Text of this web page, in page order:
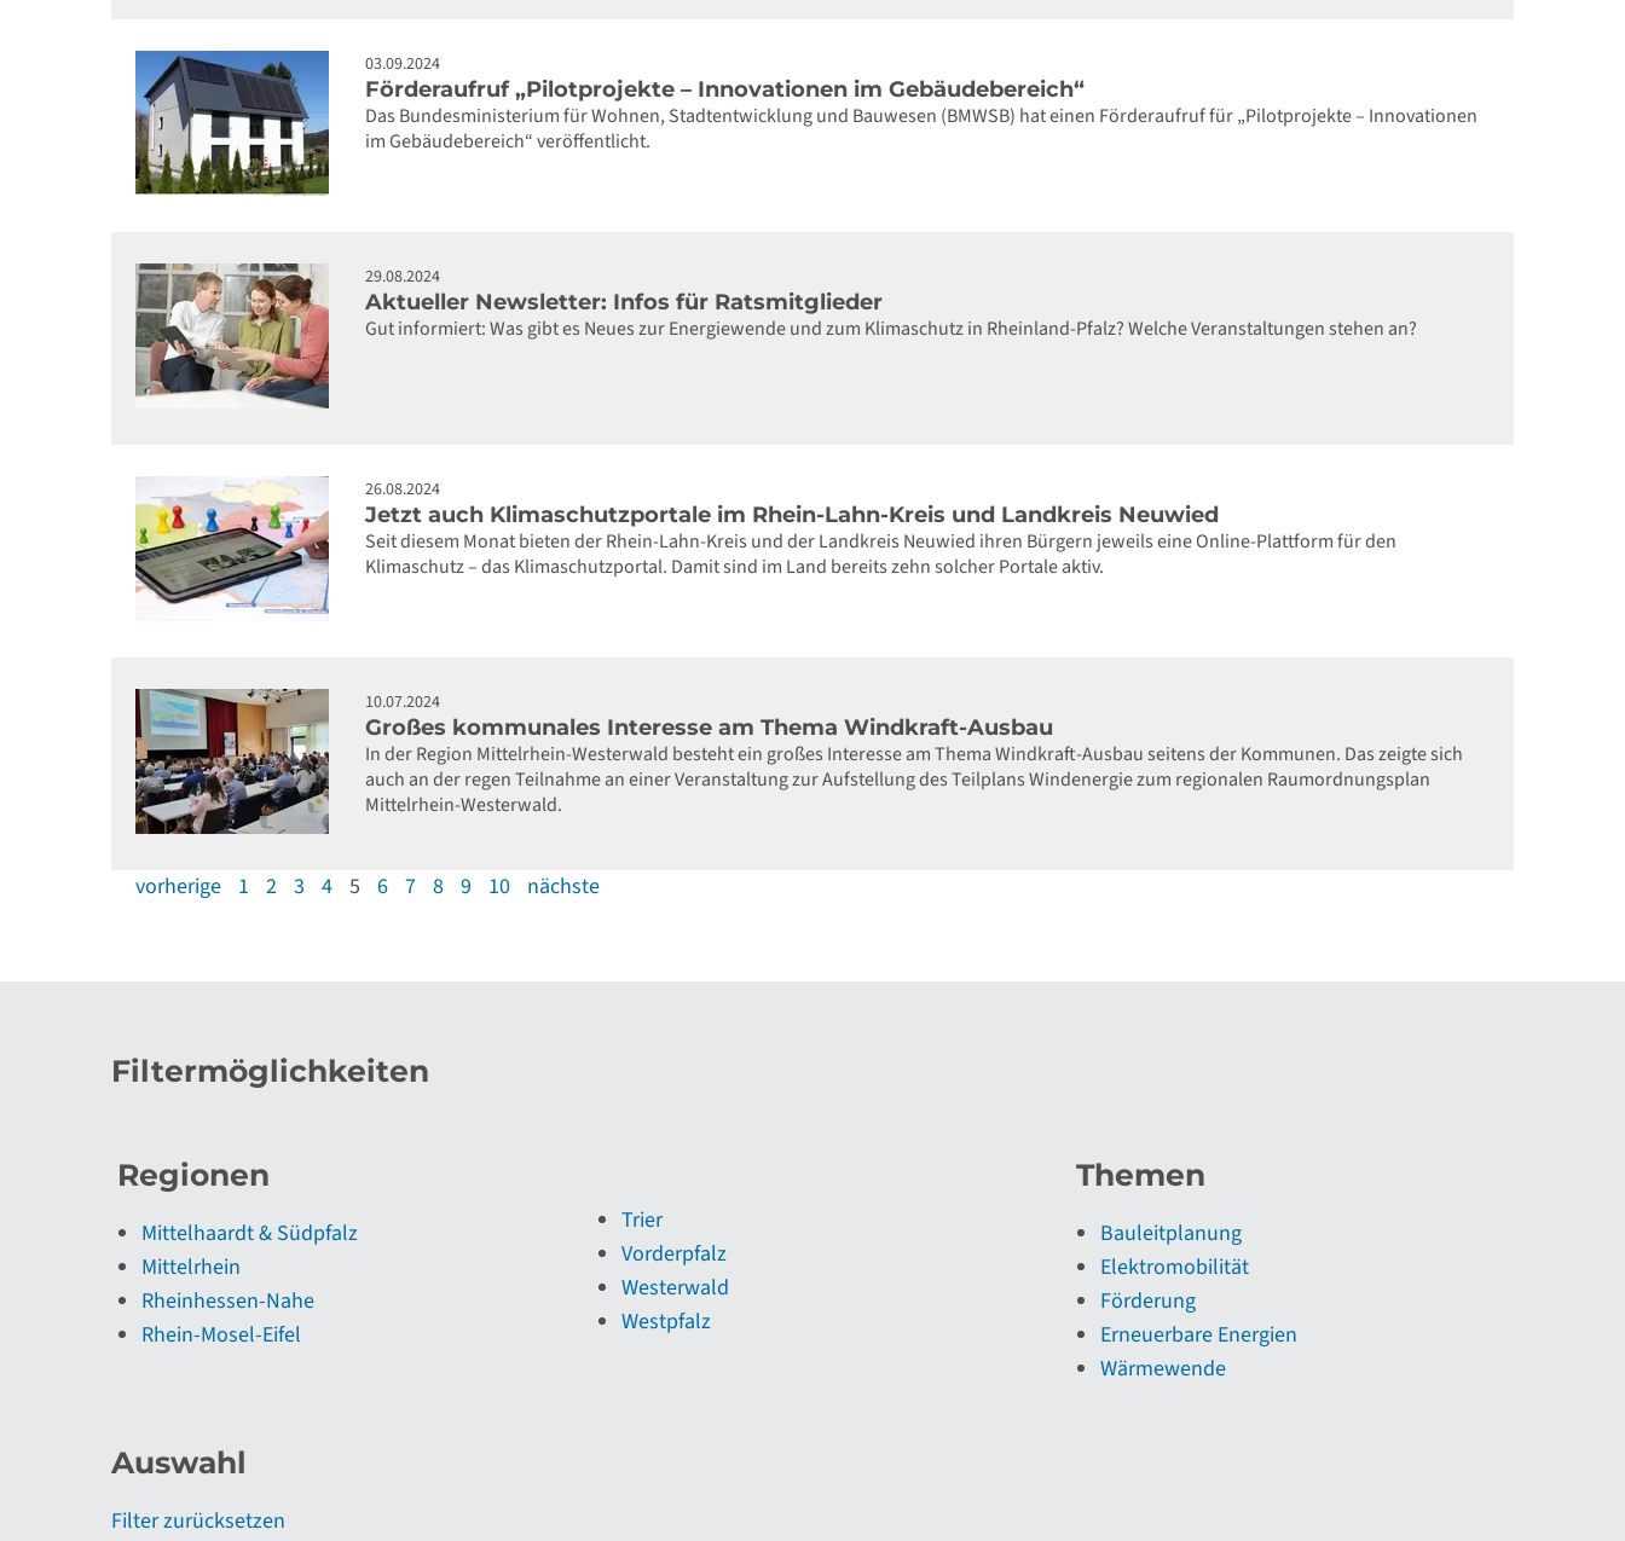
03.09.2024
Förderaufruf „Pilotprojekte – Innovationen im Gebäudebereich“
Das Bundesministerium für Wohnen, Stadtentwicklung und Bauwesen (BMWSB) hat einen Förderaufruf für „Pilotprojekte – Innovationen
im Gebäudebereich“ veröffentlicht.
29.08.2024
Aktueller Newsletter: Infos für Ratsmitglieder
Gut informiert: Was gibt es Neues zur Energiewende und zum Klimaschutz in Rheinland-Pfalz? Welche Veranstaltungen stehen an?
26.08.2024
Jetzt auch Klimaschutzportale im Rhein-Lahn-Kreis und Landkreis Neuwied
Seit diesem Monat bieten der Rhein-Lahn-Kreis und der Landkreis Neuwied ihren Bürgern jeweils eine Online-Plattform für den
Klimaschutz – das Klimaschutzportal. Damit sind im Land bereits zehn solcher Portale aktiv.
10.07.2024
Großes kommunales Interesse am Thema Windkraft-Ausbau
In der Region Mittelrhein-Westerwald besteht ein großes Interesse am Thema Windkraft-Ausbau seitens der Kommunen. Das zeigte sich
auch an der regen Teilnahme an einer Veranstaltung zur Aufstellung des Teilplans Windenergie zum regionalen Raumordnungsplan
Mittelrhein-Westerwald.
vorherige 1 2 3 4 5 6 7 8 9 10 nächste
Filtermöglichkeiten
Regionen
Mittelhaardt & Südpfalz
Mittelrhein
Rheinhessen-Nahe
Rhein-Mosel-Eifel
Trier
Vorderpfalz
Westerwald
Westpfalz
Themen
Bauleitplanung
Elektromobilität
Förderung
Erneuerbare Energien
Wärmewende
Auswahl
Filter zurücksetzen